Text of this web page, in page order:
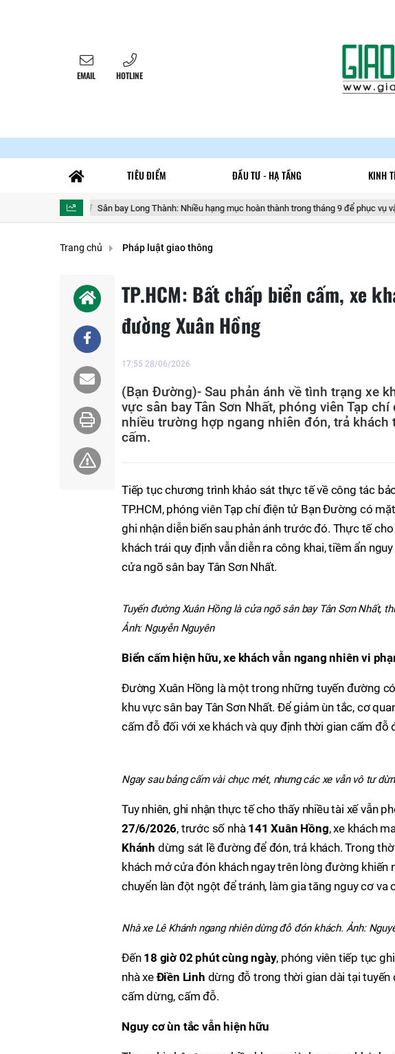
EMAIL HOTLINE
TIÊU ĐIỂM ĐẦU TƯ - HẠ TẦNG KINH
Sân bay Long Thành: Nhiều hạng mục hoàn thành trong tháng 9 để phục vụ vận hành thử
Trang chủ Pháp luật giao thông
TP.HCM: Bất chấp biển cấm, xe
đường Xuân Hồng
17:55 28/06/2026
(Bạn Đường)- Sau phản ánh về tình trạng xe
vực sân bay Tân Sơn Nhất, phóng viên Tạp
nhiều trường hợp ngang nhiên đón, trả
cấm.
Tiếp tục chương trình khảo sát thực tế về công tác
TP.HCM, phóng viên Tạp chí điện tử Bạn Đường có
ghi nhận diễn biến sau phản ánh trước đó. Thực tế
khách trái quy định vẫn diễn ra công khai, tiềm ẩn
cửa ngõ sân bay Tân Sơn Nhất.
Tuyến đường Xuân Hồng là cửa ngõ sân bay Tân Sơn Nhất,
Ảnh: Nguyễn Nguyên
Biển cấm hiện hữu, xe khách vẫn ngang nhiên vi
Đường Xuân Hồng là một trong những tuyến đường
khu vực sân bay Tân Sơn Nhất. Để giảm ùn tắc, cơ
cấm đỗ đối với xe khách và quy định thời gian cấm đỗ
Ngay sau bảng cấm vài chục mét, nhưng các xe vẫn vô tư
Tuy nhiên, ghi nhận thực tế cho thấy nhiều tài xế vẫn
27/6/2026, trước số nhà 141 Xuân Hồng, xe khách
Khánh dừng sát lề đường để đón, trả khách. Trong
khách mở cửa đón khách ngay trên lòng đường khiến
chuyển làn đột ngột để tránh, làm gia tăng nguy cơ va
Nhà xe Lê Khánh ngang nhiên dừng đỗ đón khách. Ảnh:
Đến 18 giờ 02 phút cùng ngày, phóng viên tiếp tục
nhà xeĐiền Linh dừng đỗ trong thời gian dài tại tuyến
cấm dừng, cấm đỗ.
Nguy cơ ùn tắc vẫn hiện hữu